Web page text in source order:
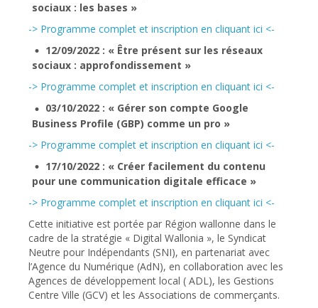
sociaux : les bases »
-> Programme complet et inscription en cliquant ici <-
12/09/2022 : « Être présent sur les réseaux
sociaux : approfondissement »
-> Programme complet et inscription en cliquant ici <-
03/10/2022 : « Gérer son compte Google
Business Profile (GBP) comme un pro »
-> Programme complet et inscription en cliquant ici <-
17/10/2022 : « Créer facilement du contenu
pour une communication digitale efficace »
-> Programme complet et inscription en cliquant ici <-
Cette initiative est portée par Région wallonne dans le
cadre de la stratégie « Digital Wallonia », le Syndicat
Neutre pour Indépendants (SNI), en partenariat avec
l’Agence du Numérique (AdN), en collaboration avec les
Agences de développement local ( ADL), les Gestions
Centre Ville (GCV) et les Associations de commerçants.